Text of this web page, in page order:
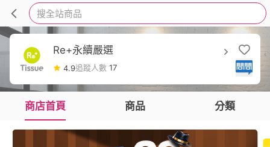
搜全站商品
Re+永續嚴選
4.9追蹤人數 17
商店首頁 商品 分類